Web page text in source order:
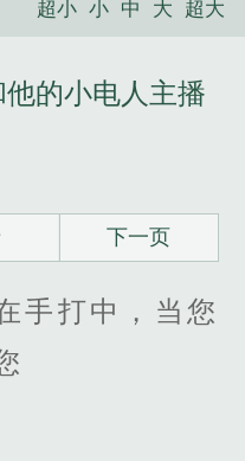
超小 小 中 大 超大
的小电人主播
下一页
手打中，当您